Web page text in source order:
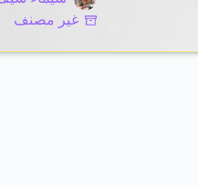
غير مصنف